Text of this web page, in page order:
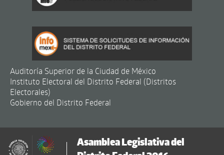
Auditoría Superior de la Ciudad de México
Instituto Electoral del Distrito Federal (Distritos
Electorales)
Gobierno del Distrito Federal
Asamblea Legislativa del